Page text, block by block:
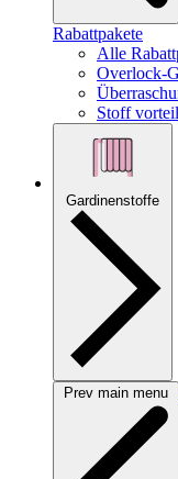
Rabattpakete
Alle
Overlock-
Stoff
Gardinenstoffe
Prev main menu